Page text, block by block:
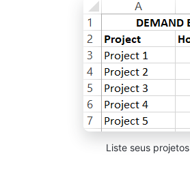
Liste seus